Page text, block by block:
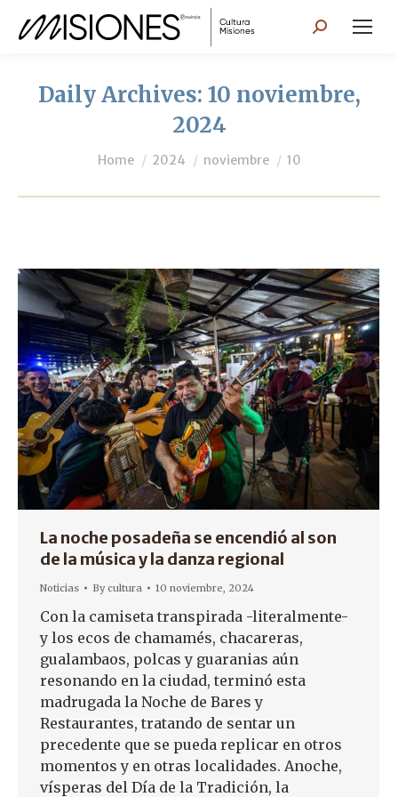
Search:
Daily Archives: 10 noviembre,
2024
You are here:
Home 2024 noviembre 10
La noche posadeña se encendió al son
de la música y la danza regional
Noticias Bycultura 10 noviembre, 2024
Con la camiseta transpirada -literalmente-
y los ecos de chamamés, chacareras,
gualambaos, polcas y guaranias aún
resonando en la ciudad, terminó esta
madrugada la Noche de Bares y
Restaurantes, tratando de sentar un
precedente que se pueda replicar en otros
momentos y en otras localidades. Anoche,
vísperas del Día de la Tradición, la